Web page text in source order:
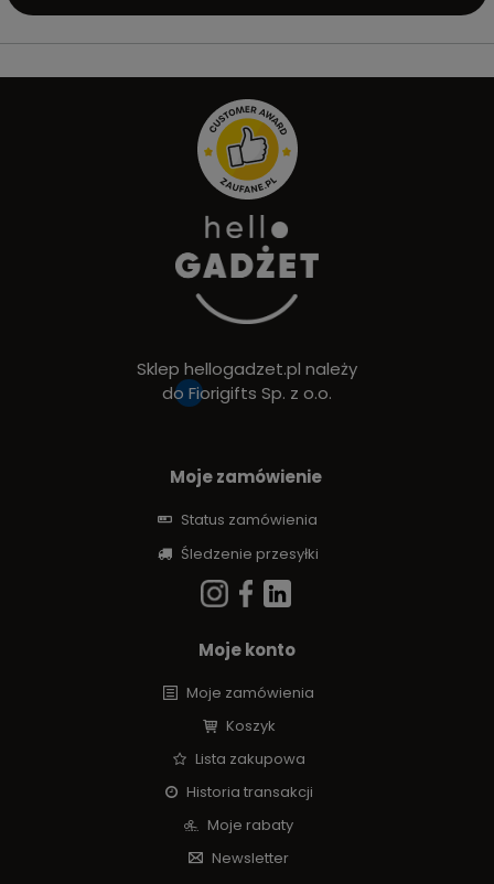
Sklep hellogadzet.pl należy
do Fiorigifts Sp. z o.o.
Moje zamówienie
Status zamówienia
Śledzenie przesyłki
Moje konto
Moje zamówienia
Koszyk
Lista zakupowa
Historia transakcji
Moje rabaty
Newsletter